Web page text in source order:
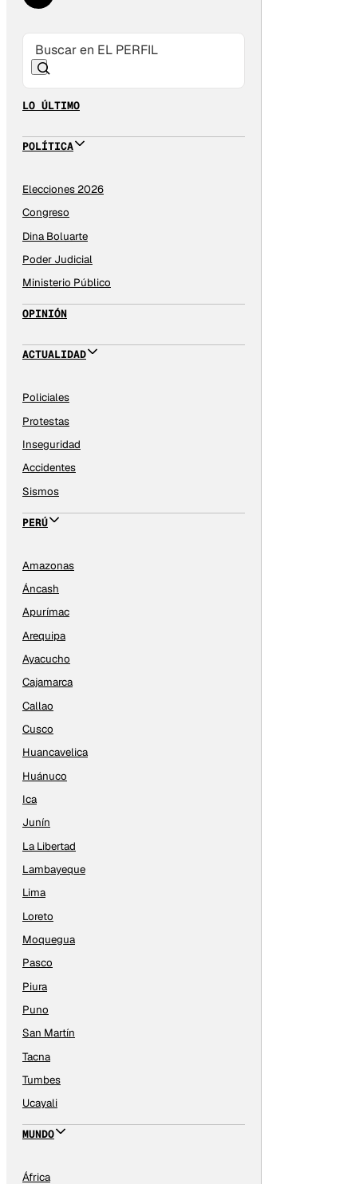
LO ÚLTIMO
POLÍTICA
Elecciones 2026
Congreso
Dina Boluarte
Poder Judicial
Ministerio Público
OPINIÓN
ACTUALIDAD
Policiales
Protestas
Inseguridad
Accidentes
Sismos
PERÚ
Amazonas
Áncash
Apurímac
Arequipa
Ayacucho
Cajamarca
Callao
Cusco
Huancavelica
Huánuco
Ica
Junín
La Libertad
Lambayeque
Lima
Loreto
Moquegua
Pasco
Piura
Puno
San Martín
Tacna
Tumbes
Ucayali
MUNDO
África